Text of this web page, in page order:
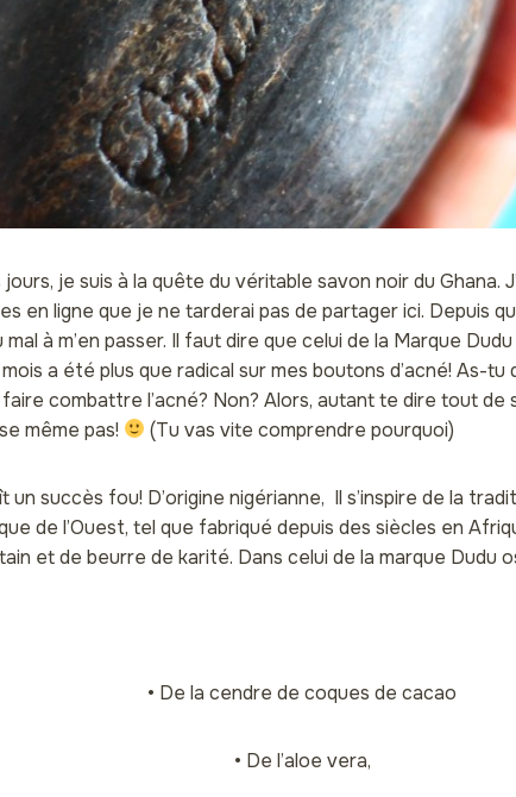
je suis à la quête du véritable savon noir du Ghana.
en ligne que je ne tarderai pas de partager ici. Depuis
mal à m’en passer. Il faut dire que celui de la Marque
a été plus que radical sur mes boutons d’acné! As-
combattre l’acné? Non? Alors, autant te dire tout de
même pas!
(Tu vas vite comprendre pourquoi)
un succès fou! D’origine nigérianne, Il s’inspire de la
de l’Ouest, tel que fabriqué depuis des siècles en
et de beurre de karité. Dans celui de la marque Dudu
• De la cendre de coques de cacao
• De l’aloe vera,